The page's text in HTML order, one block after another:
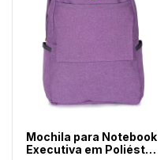
Mochila para Notebook
Executiva em Poliéster